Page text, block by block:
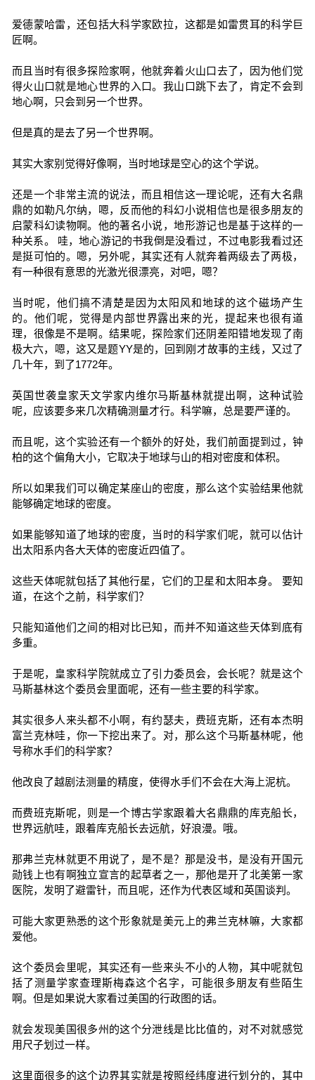
爱德蒙哈雷，还包括大科学家欧拉，这都是如雷贯耳的科学巨
匠啊。
而且当时有很多探险家啊，他就奔着火山口去了，因为他们觉
得火山口就是地心世界的入口。我山口跳下去了，肯定不会到
地心啊，只会到另一个世界。
但是真的是去了另一个世界啊。
其实大家别觉得好像啊，当时地球是空心的这个学说。
还是一个非常主流的说法，而且相信这一理论呢，还有大名鼎
鼎的如勒凡尔纳，嗯，反而他的科幻小说相信也是很多朋友的
启蒙科幻读物啊。他的著名小说，地形游记也是基于这样的一
种关系。 哇，地心游记的书我倒是没看过，不过电影我看过还
是挺可怕的。嗯，另外呢，其实还有人就奔着两级去了两极，
有一种很有意思的光激光很漂亮，对吧，嗯？
当时呢，他们搞不清楚是因为太阳风和地球的这个磁场产生
的。他们呢，觉得是内部世界露出来的光，提起来也很有道
理，很像是不是啊。结果呢，探险家们还阴差阳错地发现了南
极大六，嗯，这又是题YY是的，回到刚才故事的主线，又过了
几十年，到了1772年。
英国世袭皇家天文学家内维尔马斯基林就提出啊，这种试验
呢，应该要多来几次精确测量才行。科学嘛，总是要严谨的。
而且呢，这个实验还有一个额外的好处，我们前面提到过，钟
柏的这个偏角大小，它取决于地球与山的相对密度和体积。
所以如果我们可以确定某座山的密度，那么这个实验结果他就
能够确定地球的密度。
如果能够知道了地球的密度，当时的科学家们呢，就可以估计
出太阳系内各大天体的密度近四值了。
这些天体呢就包括了其他行星，它们的卫星和太阳本身。 要知
道，在这个之前，科学家们？
只能知道他们之间的相对比已知，而并不知道这些天体到底有
多重。
于是呢，皇家科学院就成立了引力委员会，会长呢？就是这个
马斯基林这个委员会里面呢，还有一些主要的科学家。
其实很多人来头都不小啊，有约瑟夫，费班克斯，还有本杰明
富兰克林哇，你一下挖出来了。对，那么这个马斯基林呢，他
号称水手们的科学家？
他改良了越剧法测量的精度，使得水手们不会在大海上泥杭。
而费班克斯呢，则是一个博古学家跟着大名鼎鼎的库克船长，
世界远航哇，跟着库克船长去远航，好浪漫。哦。
那弗兰克林就更不用说了，是不是？那是没书，是没有开国元
勋钱上也有啊独立宣言的起草者之一，那他是开了北美第一家
医院，发明了避雷针，而且呢，还作为代表区域和英国谈判。
可能大家更熟悉的这个形象就是美元上的弗兰克林嘛，大家都
爱他。
这个委员会里呢，其实还有一些来头不小的人物，其中呢就包
括了测量学家查理斯梅森这个名字，可能很多朋友有些陌生
啊。但是如果说大家看过美国的行政图的话。
就会发现美国很多州的这个分泄线是比比值的，对不对就感觉
用尺子划过一样。
这里面很多的这个边界其实就是按照经纬度进行划分的，其中